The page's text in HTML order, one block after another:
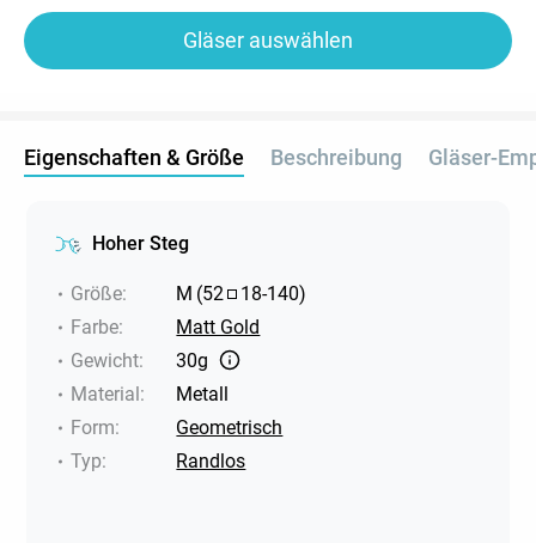
Gläser auswählen
Eigenschaften & Größe Beschreibung Gläser-
Hoher Steg
Größe: M (52 18-140)
Farbe:
Matt Gold
Gewicht:
30g
Material:
Metall
Form:
Geometrisch
Typ: Randlos